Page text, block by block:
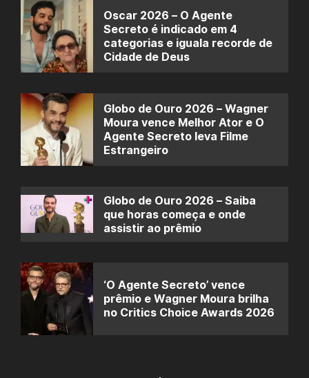
Oscar 2026 – O Agente
Secreto é indicado em 4
categorias e iguala recorde de
Cidade de Deus
Globo de Ouro 2026 – Wagner
Moura vence Melhor Ator e O
Agente Secreto leva Filme
Estrangeiro
Globo de Ouro 2026 – Saiba
que horas começa e onde
assistir ao prêmio
‘O Agente Secreto’ vence
prêmio e Wagner Moura brilha
no Critics Choice Awards 2026